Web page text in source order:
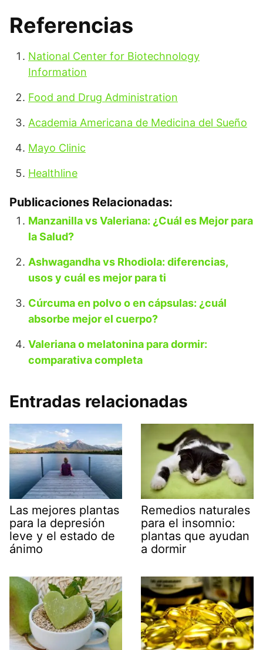
Referencias
National Center for Biotechnology
Information
Food and Drug Administration
Academia Americana de Medicina del Sueño
Mayo Clinic
Healthline
Publicaciones Relacionadas:
Manzanilla vs Valeriana: ¿Cuál es Mejor para
la Salud?
Ashwagandha vs Rhodiola: diferencias,
usos y cuál es mejor para ti
Cúrcuma en polvo o en cápsulas: ¿cuál
absorbe mejor el cuerpo?
Valeriana o melatonina para dormir:
comparativa completa
Entradas relacionadas
Las mejores plantas
para la depresión
leve y el estado de
ánimo
Remedios naturales
para el insomnio:
plantas que ayudan
a dormir